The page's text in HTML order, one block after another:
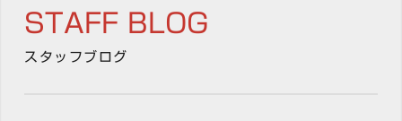
STAFF BLOG
スタッフブログ